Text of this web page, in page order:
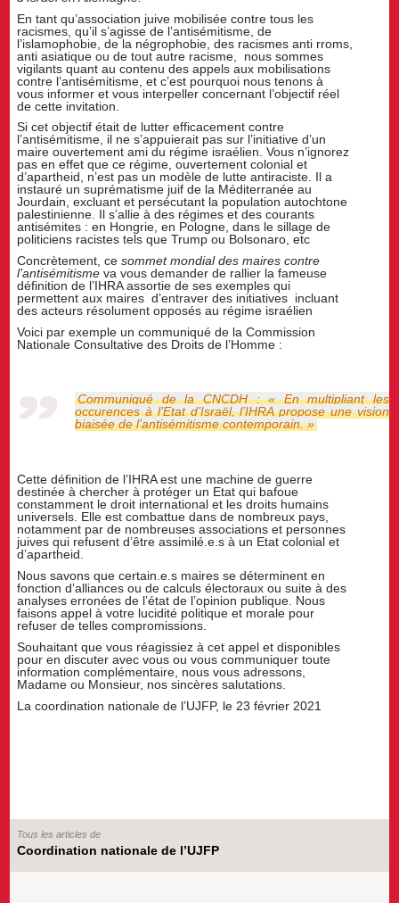
En tant qu’association juive mobilisée contre tous les
racismes, qu’il s’agisse de l’antisémitisme, de
l’islamophobie, de la négrophobie, des racismes anti rroms,
anti asiatique ou de tout autre racisme, nous sommes
vigilants quant au contenu des appels aux mobilisations
contre l’antisémitisme, et c’est pourquoi nous tenons à
vous informer et vous interpeller concernant l’objectif réel
de cette invitation.
Si cet objectif était de lutter efficacement contre
l’antisémitisme, il ne s’appuierait pas sur l’initiative d’un
maire ouvertement ami du régime israélien. Vous n’ignorez
pas en effet que ce régime, ouvertement colonial et
d’apartheid, n’est pas un modèle de lutte antiraciste. Il a
instauré un suprématisme juif de la Méditerranée au
Jourdain, excluant et persécutant la population autochtone
palestinienne. Il s’allie à des régimes et des courants
antisémites : en Hongrie, en Pologne, dans le sillage de
politiciens racistes tels que Trump ou Bolsonaro, etc
Concrètement, cesommet mondial des maires contre
l’antisémitisme va vous demander de rallier la fameuse
définition de l’IHRA assortie de ses exemples qui
permettent aux maires d’entraver des initiatives incluant
des acteurs résolument opposés au régime israélien
Voici par exemple un communiqué de la Commission
Nationale Consultative des Droits de l’Homme :
Communiqué de la CNCDH : « En multipliant les
occurences à l’Etat d’Israël, l’IHRA propose une vision
biaisée de l’antisémitisme contemporain. »
Cette définition de l’IHRA est une machine de guerre
destinée à chercher à protéger un Etat qui bafoue
constamment le droit international et les droits humains
universels. Elle est combattue dans de nombreux pays,
notamment par de nombreuses associations et personnes
juives qui refusent d’être assimilé.e.s à un Etat colonial et
d’apartheid.
Nous savons que certain.e.s maires se déterminent en
fonction d’alliances ou de calculs électoraux ou suite à des
analyses erronées de l’état de l’opinion publique. Nous
faisons appel à votre lucidité politique et morale pour
refuser de telles compromissions.
Souhaitant que vous réagissiez à cet appel et disponibles
pour en discuter avec vous ou vous communiquer toute
information complémentaire, nous vous adressons,
Madame ou Monsieur, nos sincères salutations.
La coordination nationale de l’UJFP, le 23 février 2021
Tous les articles de
Coordination nationale de l’UJFP